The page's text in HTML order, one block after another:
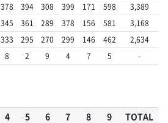
378 394 308 399 171 598
3,389
345 361 289 378 156 581
3,168
333 295 270 299 146 462
2,634
8 2 9 4 7 5 -
4 5 6 7 8 9
TOTAL